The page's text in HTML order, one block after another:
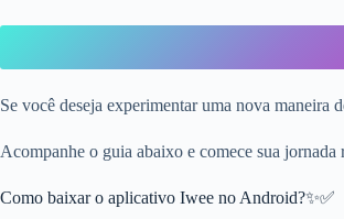
Se você deseja experimentar uma nova maneira
Acompanhe o guia abaixo e comece sua
Como baixar o aplicativo Iwee no Android?✨✅